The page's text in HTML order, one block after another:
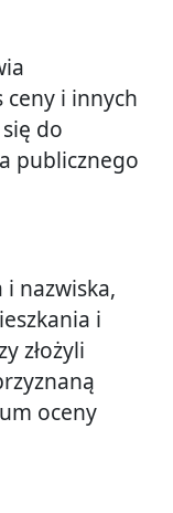
ceny i innych
do
publicznego
nazwiska,
i
złożyli
oceny